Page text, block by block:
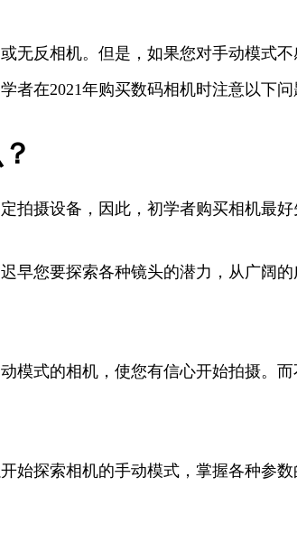
无反相机。但是，如果您对手动模式
在2021年购买数码相机时注意以下问
拍摄设备，因此，初学者购买相机最
早您要探索各种镜头的潜力，从广阔
模式的相机，使您有信心开始拍摄。
始探索相机的手动模式，掌握各种参